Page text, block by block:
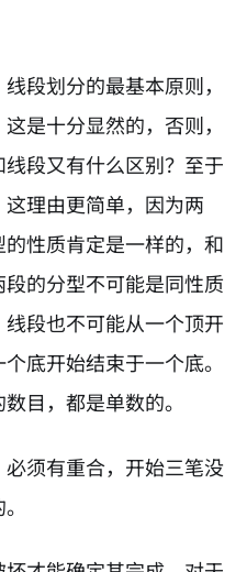
段划分的最基本原则，
是十分显然的，否则，
段又有什么区别？至于
理由更简单，因为两
性质肯定是一样的，和
的分型不可能是同性质
段也不可能从一个顶开
底开始结束于一个底。
目，都是单数的。
须有重合，开始三笔没